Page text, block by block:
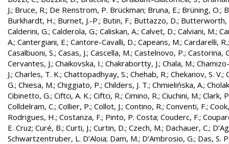
J.; Bruce, R.; De Renstrom, P. Brückman; Bruna, E.; Brüning, O.;
Burkhardt, H.; Burnet, J.-P.; Butin, F.; Buttazzo, D.; Butterworth,
Calderini, G.; Calderola, G.; Caliskan, A.; Calvet, D.; Calviani, M.;
A.; Cantergiani, E.; Cantore-Cavalli, D.; Capeans, M.; Cardarelli, R.
Casalbuoni, S.; Casas, J.; Cascella, M.; Castelnovo, P.; Castorina,
Cervantes, J.; Chaikovska, I.; Chakrabortty, J.; Chala, M.;
J.; Charles, T. K.; Chattopadhyay, S.; Chehab, R.; Chekanov, S. V.;
G.; Chiesa, M.; Chiggiato, P.; Childers, J. T.; Chmielińska, A.;
Cibinetto, G.; Ciftci, A. K.; Ciftci, R.; Cimino, R.; Ciuchini, M.; Clark,
Colldelram, C.; Collier, P.; Collot, J.; Contino, R.; Conventi, F.;
Rodrigues, H.; Costanza, F.; Pinto, P. Costa; Couderc, F.;
E. Cruz; Curé, B.; Curti, J.; Curtin, D.; Czech, M.; Dachauer, C.;
Schwartzentruber, L. D’Aloia; Dam, M.; D’Ambrosio, G.; Das, S.